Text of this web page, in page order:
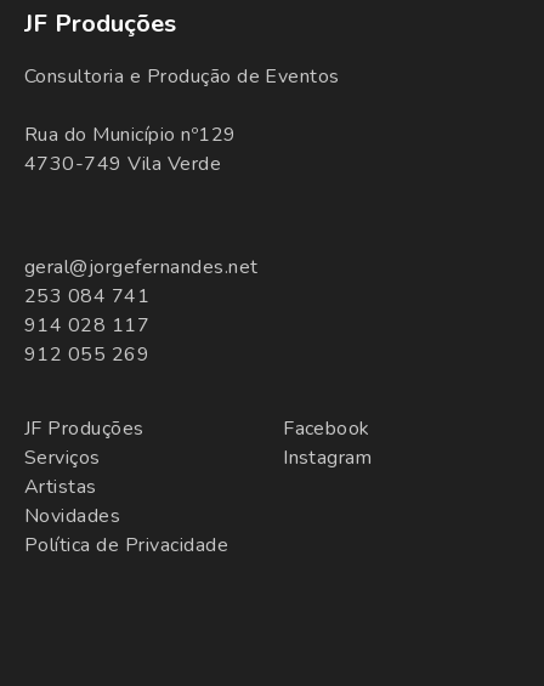
JF Produções
Consultoria e Produção de Eventos
Rua do Município nº129
4730-749 Vila Verde
geral@jorgefernandes.net
253 084 741
914 028 117
912 055 269
JF Produções
Serviços
Artistas
Novidades
Política de Privacidade
Facebook
Instagram